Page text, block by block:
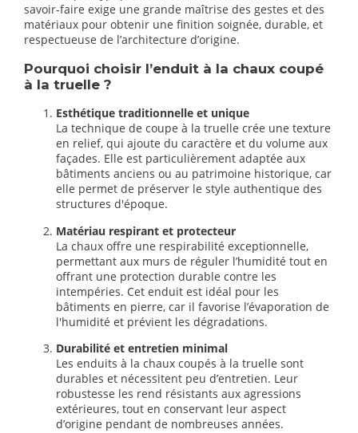
savoir-faire exige une grande maîtrise des gestes et des
matériaux pour obtenir une finition soignée, durable, et
respectueuse de l’architecture d’origine.
Pourquoi choisir l’enduit à la chaux coupé
à la truelle ?
Esthétique traditionnelle et unique
La technique de coupe à la truelle crée une texture
en relief, qui ajoute du caractère et du volume aux
façades. Elle est particulièrement adaptée aux
bâtiments anciens ou au patrimoine historique, car
elle permet de préserver le style authentique des
structures d'époque.
Matériau respirant et protecteur
La chaux offre une respirabilité exceptionnelle,
permettant aux murs de réguler l’humidité tout en
offrant une protection durable contre les
intempéries. Cet enduit est idéal pour les
bâtiments en pierre, car il favorise l’évaporation de
l'humidité et prévient les dégradations.
Durabilité et entretien minimal
Les enduits à la chaux coupés à la truelle sont
durables et nécessitent peu d’entretien. Leur
robustesse les rend résistants aux agressions
extérieures, tout en conservant leur aspect
d’origine pendant de nombreuses années.